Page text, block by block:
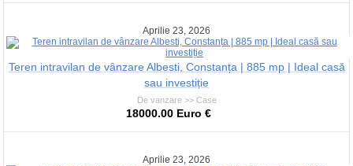
Aprilie 23, 2026
Teren intravilan de vânzare Albesti, Constanța | 885 mp | Ideal casă
sau investiție
De vanzare >> Case
18000.00 Euro €
Aprilie 23, 2026